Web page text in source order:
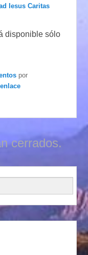
Iesus Caritas
disponible sólo
por
enlace
cerrados.